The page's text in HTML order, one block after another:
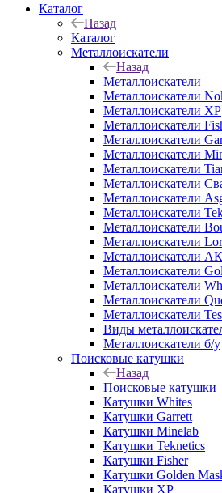
Каталог
Назад
Каталог
Металлоискатели
Назад
Металлоискатели
Металлоискатели
Металлоискатели XP
Металлоискатели
Металлоискатели
Металлоискатели
Металлоискатели
Металлоискатели
Металлоискатели
Металлоискатели
Металлоискатели
Металлоискатели
Металлоискатели
Металлоискатели
Металлоискатели
Металлоискатели
Металлоискатели
Виды
Металлоискатели б/у
Поисковые катушки
Назад
Поисковые катушки
Катушки Whites
Катушки Garrett
Катушки Minelab
Катушки Teknetics
Катушки Fisher
Катушки Golden
Катушки XP